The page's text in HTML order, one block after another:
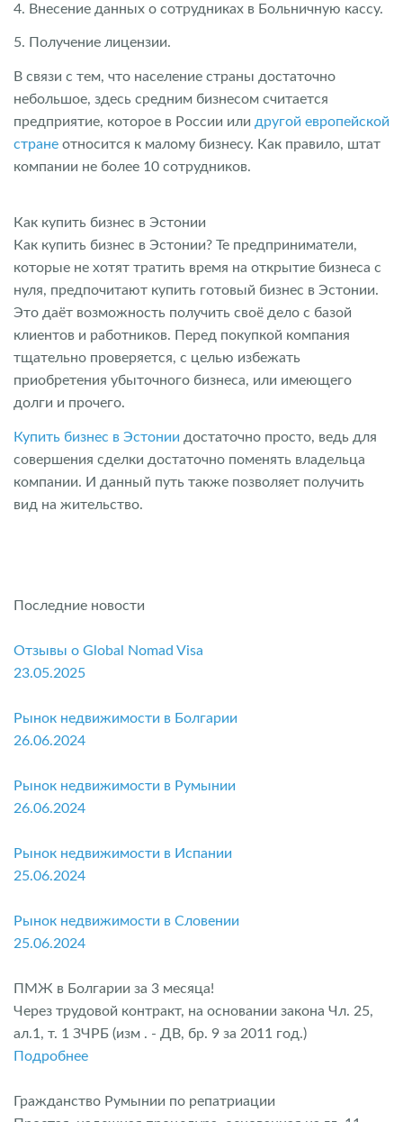
4. Внесение данных о сотрудниках в Больничную кассу.
5. Получение лицензии.
В связи с тем, что население страны достаточно
небольшое, здесь средним бизнесом считается
предприятие, которое в России или другой европейской
стране относится к малому бизнесу. Как правило, штат
компании не более 10 сотрудников.
Как купить бизнес в Эстонии
Как купить бизнес в Эстонии? Те предприниматели,
которые не хотят тратить время на открытие бизнеса с
нуля, предпочитают купить готовый бизнес в Эстонии.
Это даёт возможность получить своё дело с базой
клиентов и работников. Перед покупкой компания
тщательно проверяется, с целью избежать
приобретения убыточного бизнеса, или имеющего
долги и прочего.
Купить бизнес в Эстонии достаточно просто, ведь для
совершения сделки достаточно поменять владельца
компании. И данный путь также позволяет получить
вид на жительство.
Последние новости
Отзывы о Global Nomad Visa
23.05.2025
Рынок недвижимости в Болгарии
26.06.2024
Рынок недвижимости в Румынии
26.06.2024
Рынок недвижимости в Испании
25.06.2024
Рынок недвижимости в Словении
25.06.2024
ПМЖ в Болгарии за 3 месяца!
Через трудовой контракт, на основании закона Чл. 25,
ал.1, т. 1 ЗЧРБ (изм . - ДВ, бр. 9 за 2011 год.)
Подробнее
Гражданство Румынии по репатриации